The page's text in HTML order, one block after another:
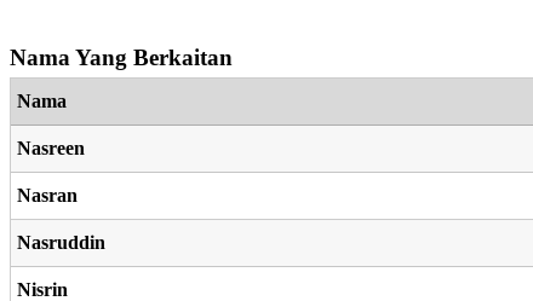
Nama Yang Berkaitan
Nama
Nasreen
Nasran
Nasruddin
Nisrin